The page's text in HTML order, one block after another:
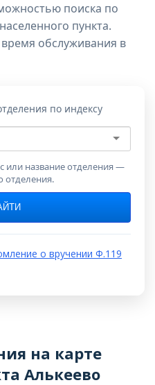
поиска по
пункта.
обслуживания в
по индексу
или название отделения —
отделения.
о вручении Ф.119
на карте
Алькеево